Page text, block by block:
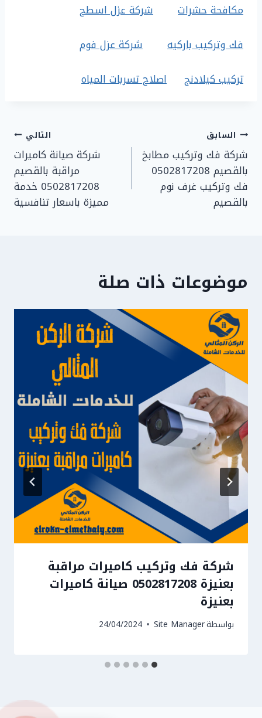
مكافحة حشرات
شركة عزل اسطح
فك وتركيب باركيه
شركة عزل فوم
تركيب كيلادنج
اصلاح تسربات المياه
تصفّح
المقالات
السابق
شركة فك وتركيب مطابخ
بالقصيم 0502817208
فك وتركيب غرف نوم
بالقصيم
التالي
شركة صيانة كاميرات
مراقبة بالقصيم
0502817208 خدمة
مميزة باسعار تنافسية
موضوعات ذات صلة
شركة فك وتركيب كاميرات مراقبة
بعنيزة 0502817208 صيانة كاميرات
بعنيزة
بواسطةSite Manager
24/04/2024